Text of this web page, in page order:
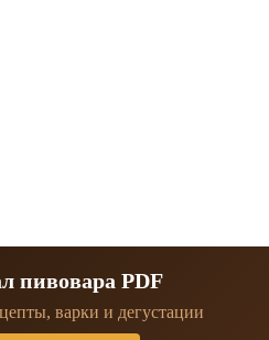
пивовара PDF
варки и дегустации